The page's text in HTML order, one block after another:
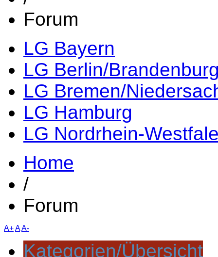
Forum
LG Bayern
LG Berlin/
LG Bremen/
LG Hamburg
LG Nordrhein-
Home
/
Forum
A+AA-
Kategorien/Übersicht